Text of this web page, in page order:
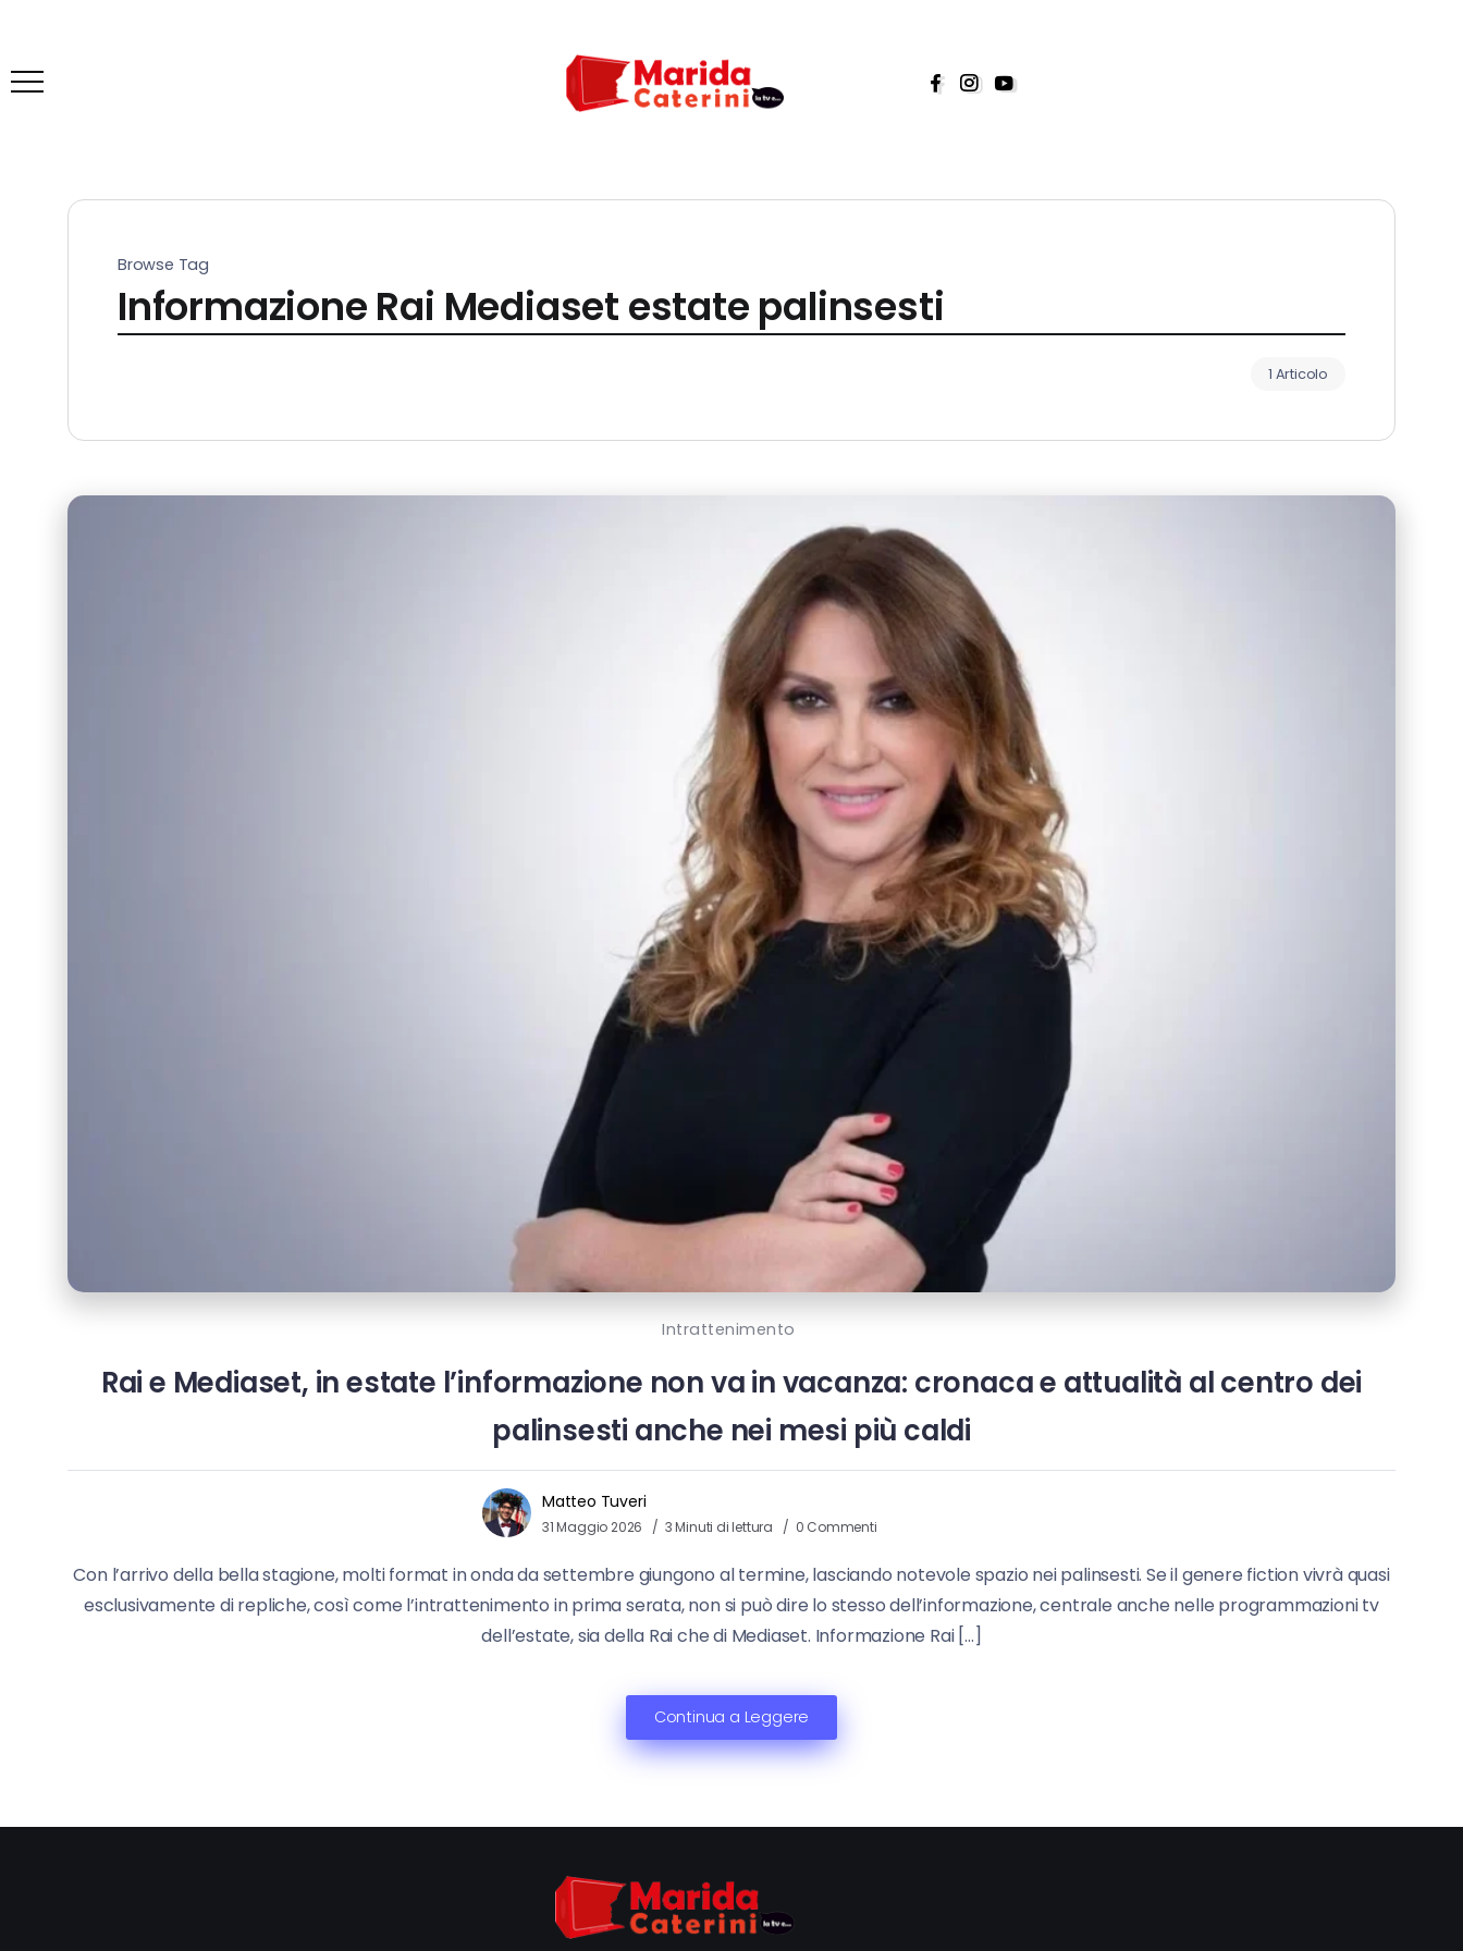
Browse Tag
Informazione Rai Mediaset estate palinsesti
1 Articolo
Intrattenimento
Rai e Mediaset, in estate l’informazione non va in vacanza: cronaca e attualità al centro dei
palinsesti anche nei mesi più caldi
Matteo Tuveri
31 Maggio 2026 3 Minuti di lettura 0 Commenti
Con l’arrivo della bella stagione, molti format in onda da settembre giungono al termine, lasciando notevole spazio nei palinsesti. Se il genere fiction vivrà quasi
esclusivamente di repliche, così come l’intrattenimento in prima serata, non si può dire lo stesso dell’informazione, centrale anche nelle programmazioni tv
dell’estate, sia della Rai che di Mediaset. Informazione Rai […]
Continua a Leggere